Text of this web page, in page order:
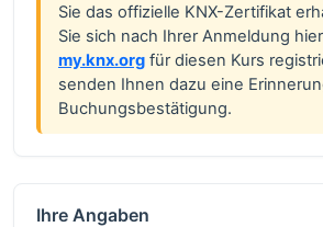
Sie das offizielle KNX-Zertifikat
Sie sich nach Ihrer Anmeldung hier
my.knx.org für diesen Kurs
senden Ihnen dazu eine
Buchungsbestätigung.
Ihre Angaben